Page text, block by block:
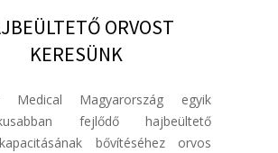
ORVOST
KERESÜNK
Medical Magyarország egyik
fejlődő hajbeültető
bővítéséhez orvos